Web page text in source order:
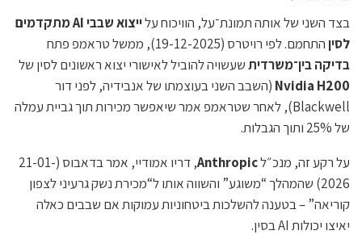
בצד השני של אותה תמונת־על, הוויכוח על
ייצוא שבבי AI מתקדמים
לסיןהתחמם. לפי רויטרס (19-12-2025), ממשל טראמפ פתח
בדיקה בין־משרדיתשעשויה להוביל לאישורי יצוא ראשונים לסין של
Nvidia H200 (השבב השני בעוצמתו של אנבידיה, לפני דור
Blackwell), לאחר שטראמפ אמר שיאפשר מכירות תוך גביית עמלה
של 25% ותוך הגבלות.
על רקע זה, מנכ״לAnthropic
, דריו אמודיי, אמר בדאבוס (21-01-
2026) שהמהלך “משוגע” והשווה אותו ל“מכירת נשק גרעיני לצפון
קוריאה” – בטענה להשלכות ביטחוניות עמוקות אם שבבים כאלה
יאיצו יכולות AI בסין.